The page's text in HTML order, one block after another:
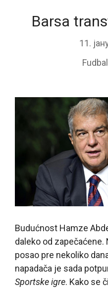
Barsa
11.
Fudbal
Budućnost Hamze
daleko od
posao pre nekoliko
napadača je sada
Sportske igre. Kako se